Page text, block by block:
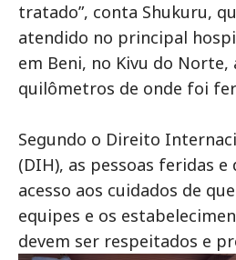
tratado”, conta Shukuru,
atendido no principal
em Beni, no Kivu do Norte,
quilômetros de onde foi
Segundo o Direito
(DIH), as pessoas feridas
acesso aos cuidados de
equipes e os
devem ser respeitados e